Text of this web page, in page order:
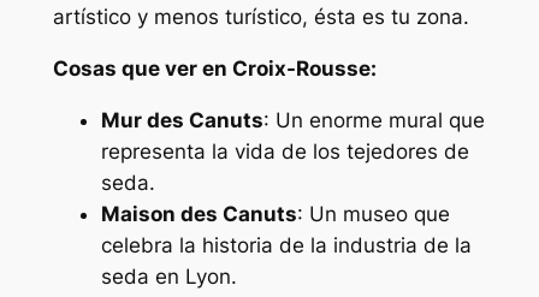
artístico y menos turístico, ésta es tu zona.
Cosas que ver en Croix-Rousse:
Mur des Canuts: Un enorme mural que
representa la vida de los tejedores de
seda.
Maison des Canuts: Un museo que
celebra la historia de la industria de la
seda en Lyon.